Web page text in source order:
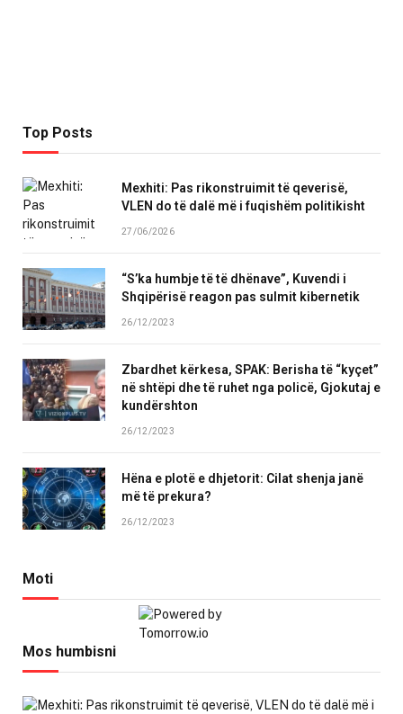
Top Posts
Mexhiti: Pas rikonstruimit të qeverisë,
VLEN do të dalë më i fuqishëm politikisht
27/06/2026
“S’ka humbje të të dhënave”, Kuvendi i
Shqipërisë reagon pas sulmit kibernetik
26/12/2023
Zbardhet kërkesa, SPAK: Berisha të “kyçet”
në shtëpi dhe të ruhet nga policë, Gjokutaj e
kundërshton
26/12/2023
Hëna e plotë e dhjetorit: Cilat shenja janë
më të prekura?
26/12/2023
Moti
Mos humbisni